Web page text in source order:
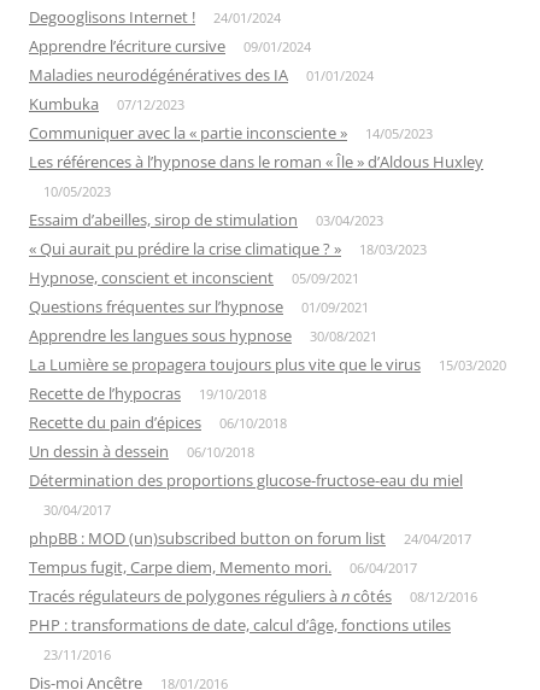
Degooglisons Internet ! 24/01/2024
Apprendre l’écriture cursive 09/01/2024
Maladies neurodégénératives des IA 01/01/2024
Kumbuka 07/12/2023
Communiquer avec la « partie inconsciente » 14/05/2023
Les références à l’hypnose dans le roman « Île » d’Aldous Huxley
10/05/2023
Essaim d’abeilles, sirop de stimulation 03/04/2023
« Qui aurait pu prédire la crise climatique ? » 18/03/2023
Hypnose, conscient et inconscient 05/09/2021
Questions fréquentes sur l’hypnose 01/09/2021
Apprendre les langues sous hypnose 30/08/2021
La Lumière se propagera toujours plus vite que le virus 15/03/2020
Recette de l’hypocras 19/10/2018
Recette du pain d’épices 06/10/2018
Un dessin à dessein 06/10/2018
Détermination des proportions glucose-fructose-eau du miel
30/04/2017
phpBB : MOD (un)subscribed button on forum list 24/04/2017
Tempus fugit, Carpe diem, Memento mori. 06/04/2017
Tracés régulateurs de polygones réguliers à ncôtés 08/12/2016
PHP : transformations de date, calcul d’âge, fonctions utiles
23/11/2016
Dis-moi Ancêtre 18/01/2016